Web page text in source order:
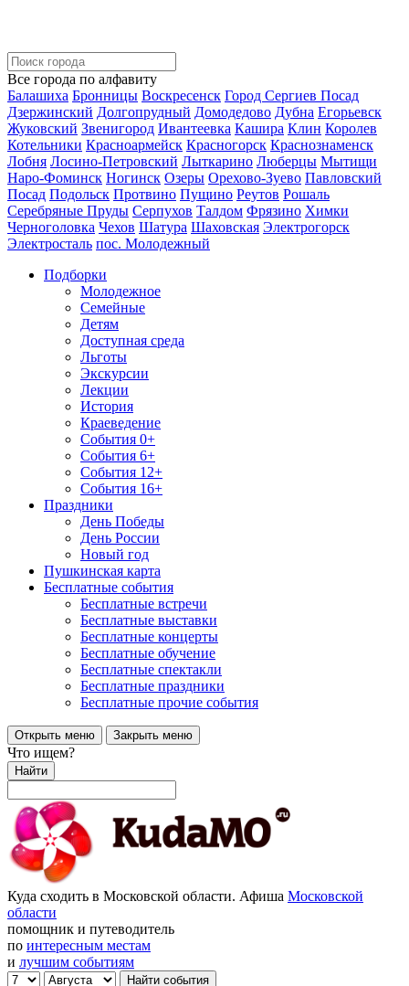
Все города по алфавиту
Балашиха Бронницы Воскресенск Город Сергиев Посад
Дзержинский Долгопрудный Домодедово Дубна Егорьевск
Жуковский Звенигород Ивантеевка Кашира Клин Королев
Котельники Красноармейск Красногорск Краснознаменск
Лобня Лосино-Петровский Лыткарино Люберцы Мытищи
Наро-Фоминск Ногинск Озеры Орехово-Зуево Павловский
Посад Подольск Протвино Пущино Реутов Рошаль
Серебряные Пруды Серпухов Талдом Фрязино Химки
Черноголовка Чехов Шатура Шаховская Электрогорск
Электросталь пос. Молодежный
Подборки
Молодежное
Семейные
Детям
Доступная среда
Льготы
Экскурсии
Лекции
История
Краеведение
События 0+
События 6+
События 12+
События 16+
Праздники
День Победы
День России
Новый год
Пушкинская карта
Бесплатные события
Бесплатные встречи
Бесплатные выставки
Бесплатные концерты
Бесплатные обучение
Бесплатные спектакли
Бесплатные праздники
Бесплатные прочие события
Открыть меню Закрыть меню
Что ищем?
Найти
Куда сходить в Московской области. Афиша Московской
области
помощник и путеводитель
по интересным местам
и лучшим событиям